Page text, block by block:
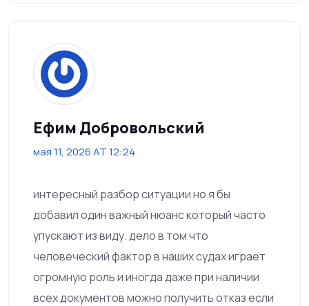
Ефим Добровольский
мая 11, 2026 AT 12:24
интересный разбор ситуации но я бы
добавил один важный нюанс который часто
упускают из виду. дело в том что
человеческий фактор в наших судах играет
огромную роль и иногда даже при наличии
всех документов можно получить отказ если